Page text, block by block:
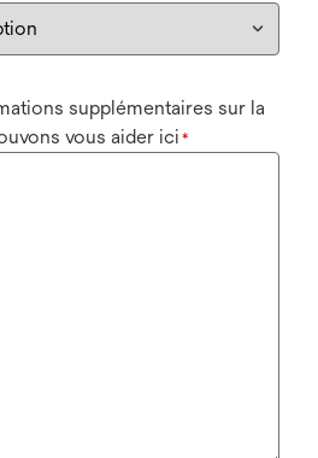
supplémentaires sur la
vous aider ici *